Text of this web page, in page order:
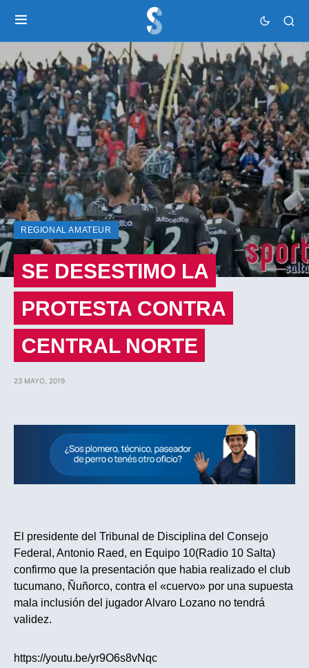
REGIONAL AMATEUR
SE DESESTIMO LA
PROTESTA CONTRA
CENTRAL NORTE
23 MAYO, 2019
El presidente del Tribunal de Disciplina del Consejo
Federal, Antonio Raed, en Equipo 10(Radio 10 Salta)
confirmo que la presentación que habia realizado el club
tucumano, Ñuñorco, contra el «cuervo» por una supuesta
mala inclusión del jugador Alvaro Lozano no tendrá
validez.
https://youtu.be/yr9O6s8vNqc